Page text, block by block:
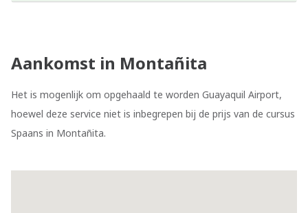
Aankomst in Montañita
Het is mogenlijk om opgehaald te worden Guayaquil Airport,
hoewel deze service niet is inbegrepen bij de prijs van de cursus
Spaans in Montañita.